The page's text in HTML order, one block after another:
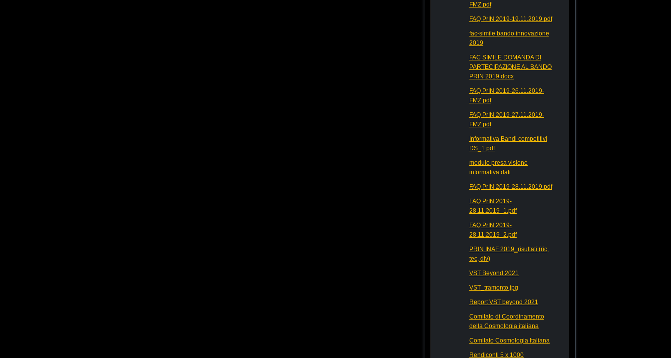
FMZ.pdf
FAQ PrIN 2019-19.11.2019.pdf
fac-simile bando innovazione
2019
FAC SIMILE DOMANDA DI
PARTECIPAZIONE AL BANDO
PRIN 2019.docx
FAQ PrIN 2019-26.11.2019-
FMZ.pdf
FAQ PrIN 2019-27.11.2019-
FMZ.pdf
Informativa Bandi competitivi
DS_1.pdf
modulo presa visione
informativa dati
FAQ PrIN 2019-28.11.2019.pdf
FAQ PrIN 2019-
28.11.2019_1.pdf
FAQ PrIN 2019-
28.11.2019_2.pdf
PRIN INAF 2019_risultati (ric,
tec, div)
VST Beyond 2021
VST_tramonto.jpg
Report VST beyond 2021
Comitato di Coordinamento
della Cosmologia italiana
Comitato Cosmologia Italiana
Rendiconti 5 x 1000